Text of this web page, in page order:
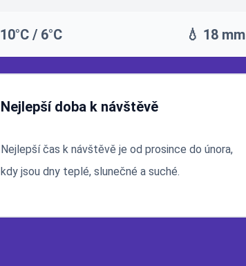
10°C / 6°C 💧 18 mm
Nejlepší doba k návštěvě
Nejlepší čas k návštěvě je od prosince do února,
kdy jsou dny teplé, slunečné a suché.